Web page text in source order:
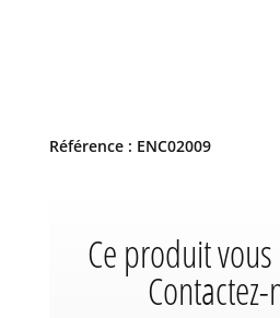
Référence : ENC02009
Ce produit